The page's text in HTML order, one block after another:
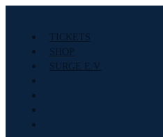
TICKETS
SHOP
SURGE E.V.